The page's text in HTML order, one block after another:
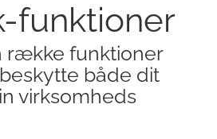
funktioner
række funktioner
både dit
virksomheds